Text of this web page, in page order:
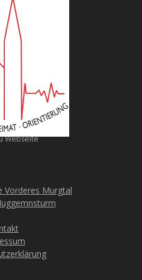
Webseite
Vorderes Murgtal